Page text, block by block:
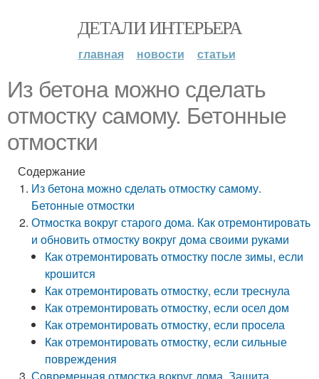
ДЕТАЛИ ИНТЕРЬЕРА
главная новости статьи
Из бетона можно сделать
отмостку самому. Бетонные
отмостки
Содержание
Из бетона можно сделать отмостку самому.
Бетонные отмостки
Отмостка вокруг старого дома. Как отремонтировать
и обновить отмостку вокруг дома своими руками
Как отремонтировать отмостку после зимы, если
крошится
Как отремонтировать отмостку, если треснула
Как отремонтировать отмостку, если осел дом
Как отремонтировать отмостку, если просела
Как отремонтировать отмостку, если сильные
повреждения